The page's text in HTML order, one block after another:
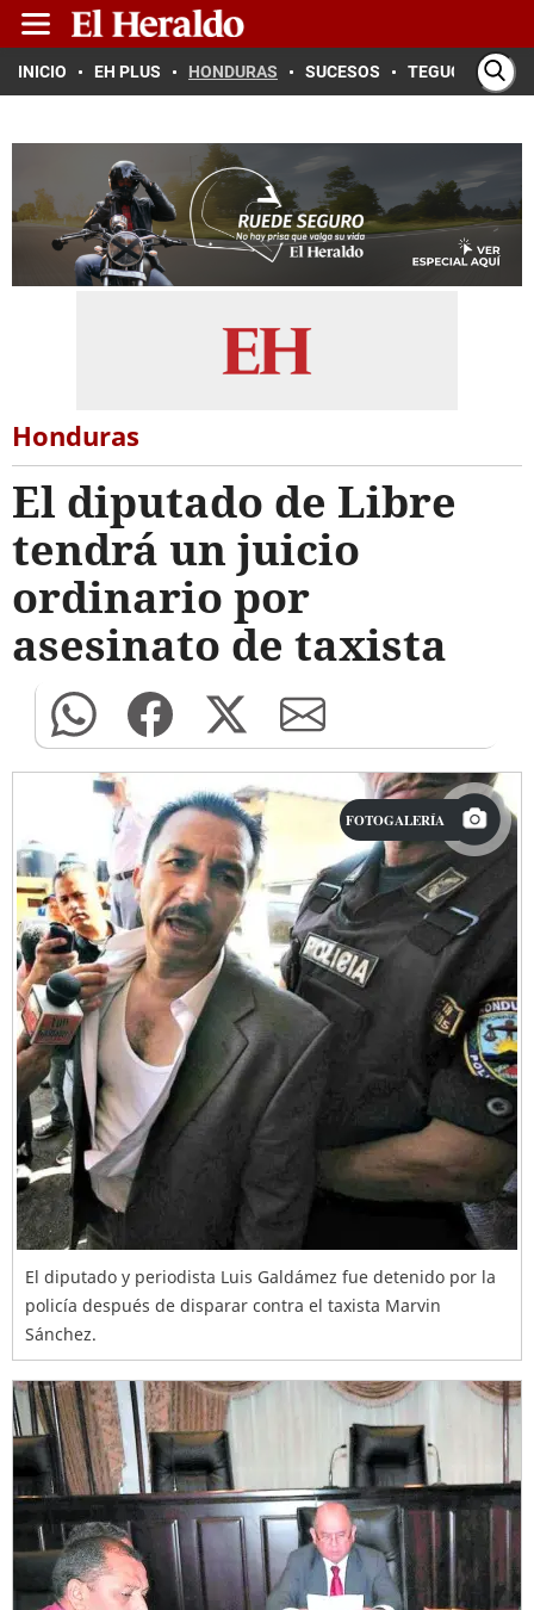
INICIO EH PLUS HONDURAS SUCESOS TEGUCIGALPA
Honduras
El diputado de Libre
tendrá un juicio
ordinario por
asesinato de taxista
FOTOGALERÍA
El diputado y periodista Luis Galdámez fue detenido por la
policía después de disparar contra el taxista Marvin
Sánchez.